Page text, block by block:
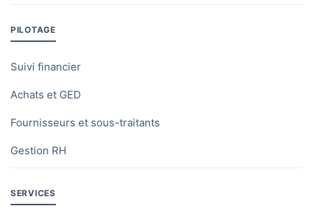
PILOTAGE
Suivi financier
Achats et GED
Fournisseurs et sous-traitants
Gestion RH
SERVICES